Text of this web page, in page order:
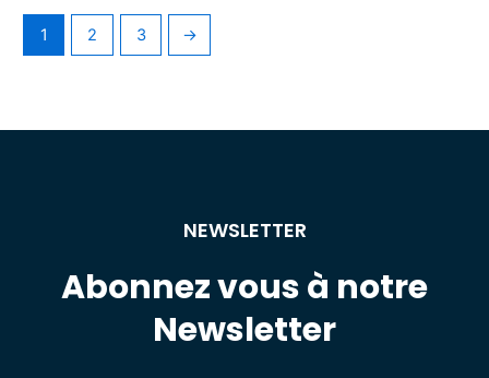
1 2 3 →
NEWSLETTER
Abonnez vous à notre
Newsletter